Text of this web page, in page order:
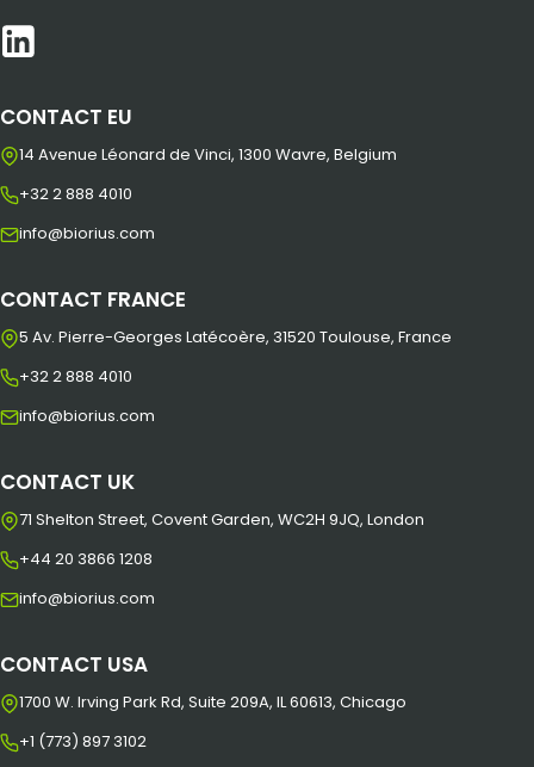
CONTACT EU
14 Avenue Léonard de Vinci, 1300 Wavre, Belgium
+32 2 888 4010
info@biorius.com
CONTACT FRANCE
5 Av. Pierre-Georges Latécoère, 31520 Toulouse, France
+32 2 888 4010
info@biorius.com
CONTACT UK
71 Shelton Street, Covent Garden, WC2H 9JQ, London
+44 20 3866 1208
info@biorius.com
CONTACT USA
1700 W. Irving Park Rd, Suite 209A, IL 60613, Chicago
+1 (773) 897 3102